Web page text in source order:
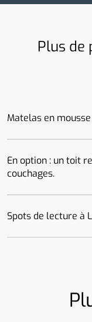
Plus de
Matelas en
En option : un toit
couchages.
Spots de lecture à